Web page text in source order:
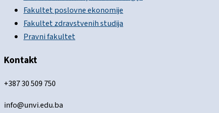
Fakultet poslovne ekonomije
Fakultet zdravstvenih studija
Pravni fakultet
Kontakt
+387 30 509 750
info@unvi.edu.ba